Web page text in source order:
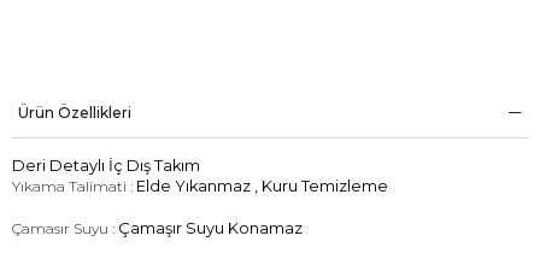
Ürün Özellikleri
Deri Detaylı İç Dış Takım
Yıkama Talimati : Elde Yıkanmaz , Kuru Temizleme
Çamasır Suyu : Çamaşır Suyu Konamaz